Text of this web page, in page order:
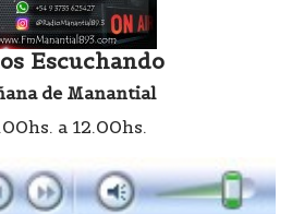
Escuchando
de Manantial
a 12.00hs.